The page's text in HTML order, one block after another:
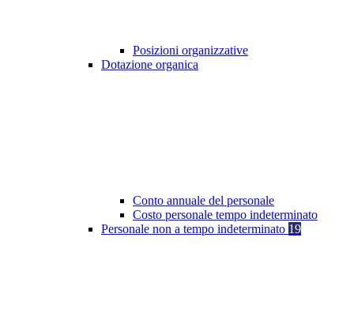
Posizioni organizzative
Dotazione organica
Conto annuale del personale
Costo personale tempo indeterminato
Personale non a tempo indeterminato 19